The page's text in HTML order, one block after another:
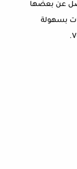
عن بعضها
بسهولة